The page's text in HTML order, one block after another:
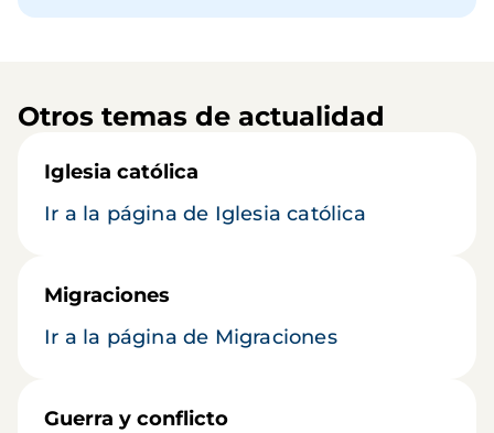
Otros temas de actualidad
Iglesia católica
Ir a la página de Iglesia católica
Migraciones
Ir a la página de Migraciones
Guerra y conflicto